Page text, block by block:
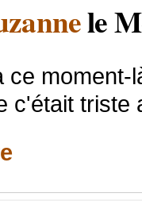
le
ce moment-
c'était triste